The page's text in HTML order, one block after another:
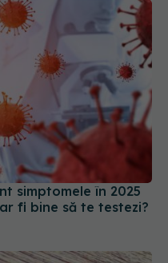
simptomele în 2025
fi bine să te testezi?